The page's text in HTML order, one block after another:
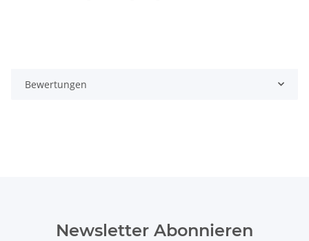
Bewertungen
Newsletter Abonnieren